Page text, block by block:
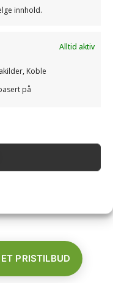
innhold.
Alltid aktiv
Koble
på
oppdage
PRISTILBUD